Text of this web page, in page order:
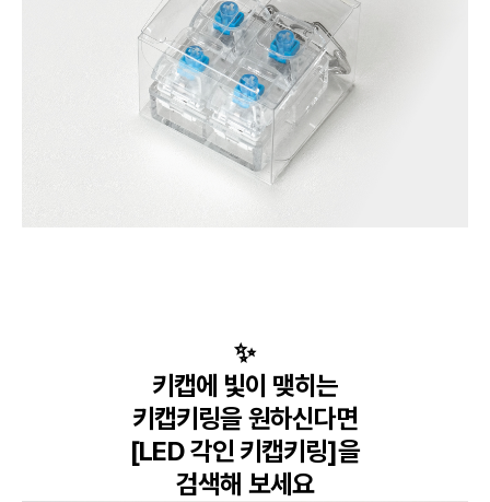
✨
키캡에 빛이 맺히는
키캡키링을 원하신다면
[LED 각인 키캡키링]을
검색해 보세요